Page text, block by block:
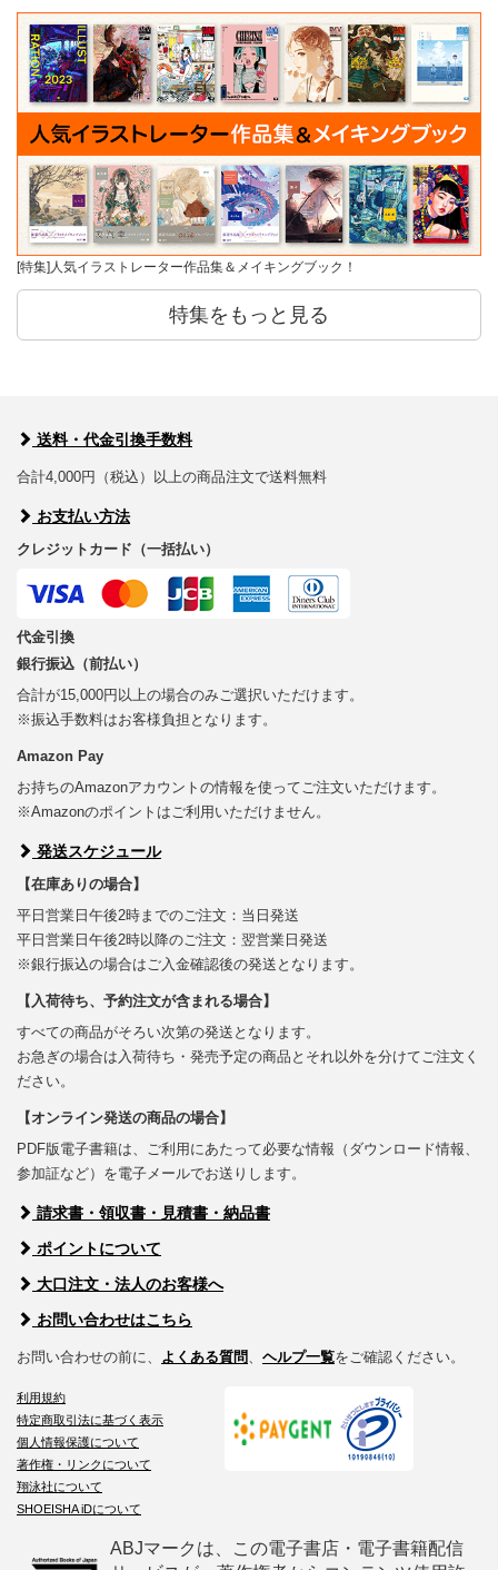
[特集]人気イラストレーター作品集＆メイキングブック！
特集をもっと見る
送料・代金引換手数料
合計4,000円（税込）以上の商品注文で送料無料
お支払い方法
クレジットカード（一括払い）
代金引換
銀行振込（前払い）
合計が15,000円以上の場合のみご選択いただけます。
※振込手数料はお客様負担となります。
Amazon Pay
お持ちのAmazonアカウントの情報を使ってご注文いただけます。
※Amazonのポイントはご利用いただけません。
発送スケジュール
【在庫ありの場合】
平日営業日午後2時までのご注文：当日発送
平日営業日午後2時以降のご注文：翌営業日発送
※銀行振込の場合はご入金確認後の発送となります。
【入荷待ち、予約注文が含まれる場合】
すべての商品がそろい次第の発送となります。
お急ぎの場合は入荷待ち・発売予定の商品とそれ以外を分けてご注文く
ださい。
【オンライン発送の商品の場合】
PDF版電子書籍は、ご利用にあたって必要な情報（ダウンロード情報、
参加証など）を電子メールでお送りします。
請求書・領収書・見積書・納品書
ポイントについて
大口注文・法人のお客様へ
お問い合わせはこちら
お問い合わせの前に、 よくある質問、 ヘルプ一覧をご確認ください。
利用規約
特定商取引法に基づく表示
個人情報保護について
著作権・リンクについて
翔泳社について
SHOEISHA iDについて
ABJマークは、この電子書店・電子書籍配信